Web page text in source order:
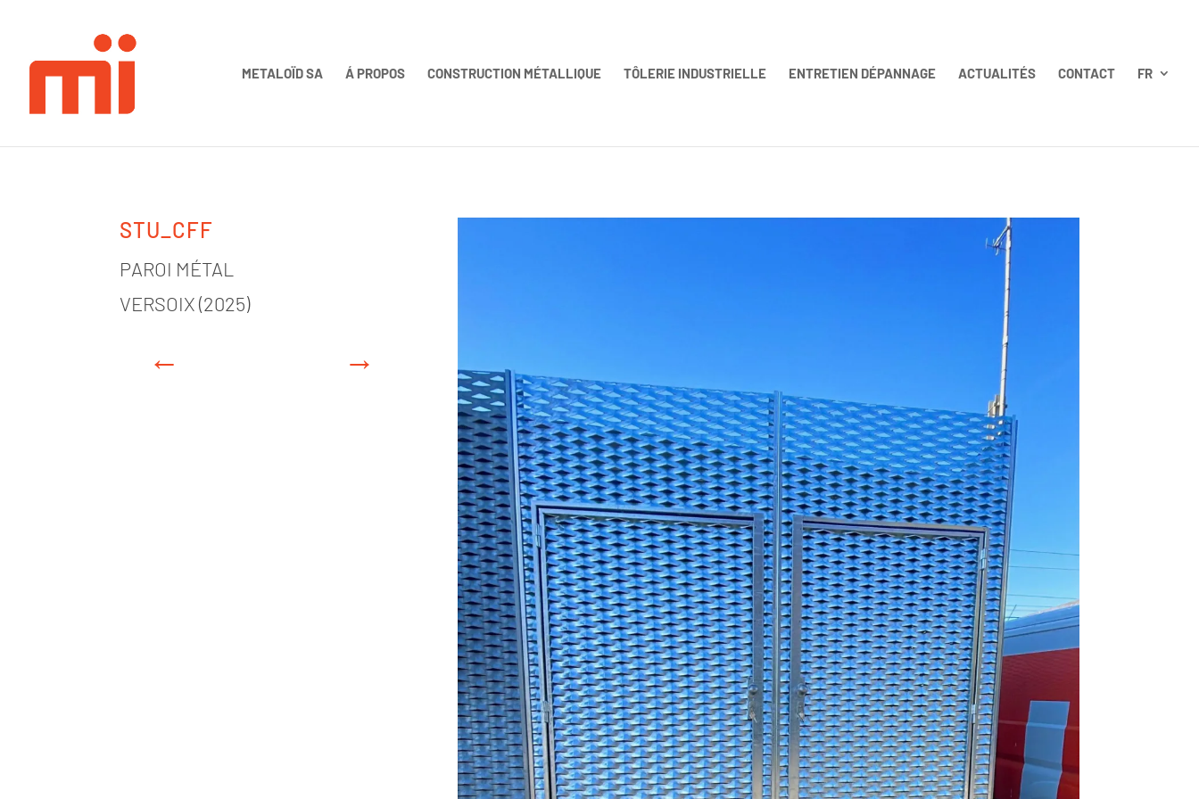
METALOÏD SA Á PROPOS CONSTRUCTION MÉTALLIQUE TÔLERIE INDUSTRIELLE ENTRETIEN DÉPANNAGE ACTUALITÉS CONTACT FR
STU_CFF
PAROI MÉTAL
VERSOIX (2025)
← →